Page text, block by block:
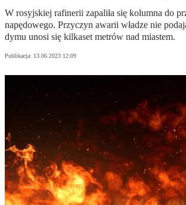
W rosyjskiej rafinerii zapaliła się kolumna do
napędowego. Przyczyn awarii władze nie
dymu unosi się kilkaset metrów nad miastem.
Publikacja: 13.06.2023 12:09